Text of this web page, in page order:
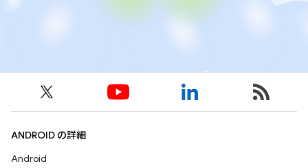
ANDROID の詳細
Android